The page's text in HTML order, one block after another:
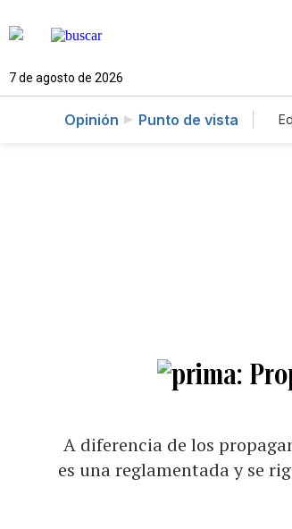
7 de agosto de 2026
Opinión Punto de vista
A diferencia de los
es una reglamentada y se